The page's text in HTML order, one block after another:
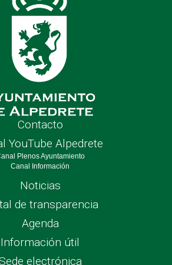
Contacto
YouTube Alpedrete
Plenos Ayuntamiento
Canal Información
Noticias
de transparencia
Agenda
Información útil
electrónica